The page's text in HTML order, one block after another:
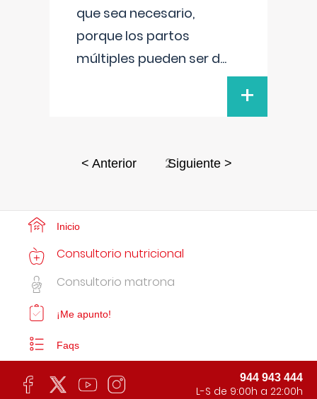
que sea necesario,
porque los partos
múltiples pueden ser d...
+
< Anterior 2Siguiente >
Inicio
Consultorio nutricional
Consultorio matrona
¡Me apunto!
Faqs
944 943 444
L-S de 9:00h a 22:00h